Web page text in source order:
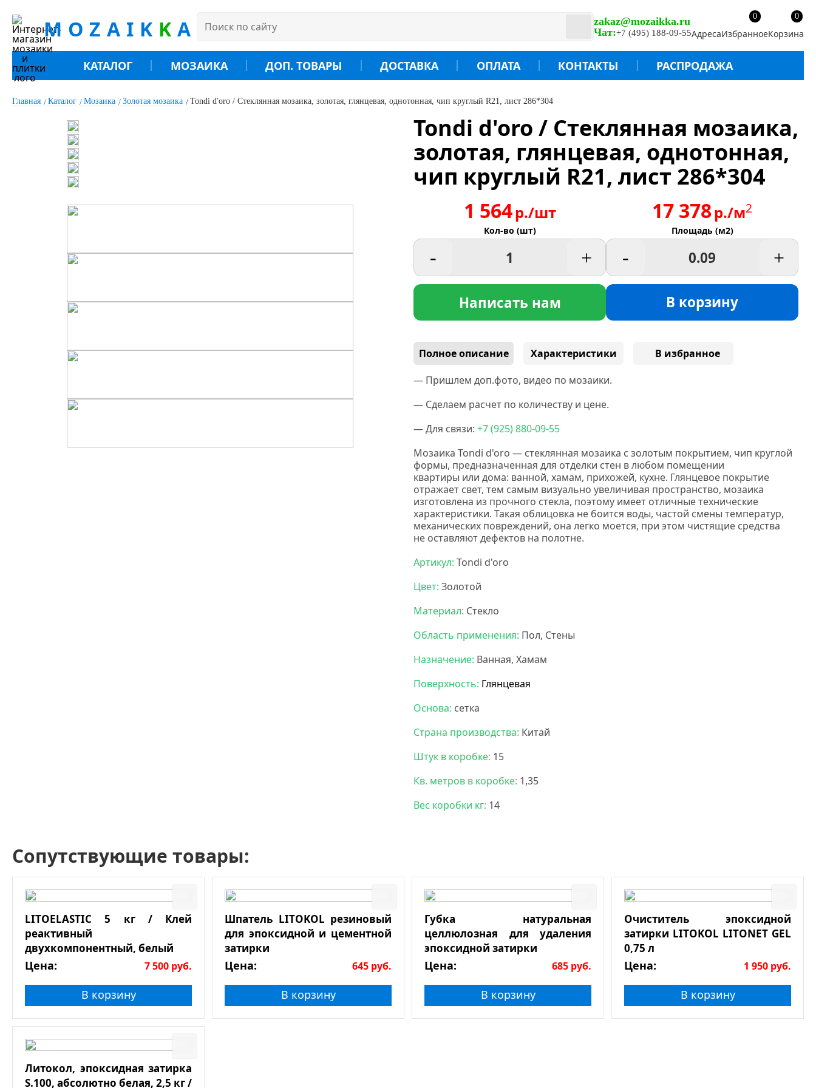
MOZAIK K A
zakaz@mozaikka.ru
Чат:+7 (495) 188-09-55Адреса
0
ИзбранноеКорзина
0
КАТАЛОГ МОЗАИКА ДОП. ТОВАРЫ ДОСТАВКА ОПЛАТА КОНТАКТЫ РАСПРОДАЖА
Главная Каталог Мозаика Золотая мозаика Tondi d'oro / Стеклянная мозаика, золотая, глянцевая, однотонная, чип круглый R21, лист 286*304
Tondi d'oro / Стеклянная мозаика,
золотая, глянцевая, однотонная,
чип круглый R21, лист 286*304
1 564р./шт
Кол-во (шт)
- +
Написать нам
17 378р./м2
Площадь (м2)
- +
В корзину
Полное описание Характеристики
В избранное
— Пришлем доп.фото, видео по мозаики.
— Сделаем расчет по количеству и цене.
— Для связи: +7(925) 880-09-55
Мозаика Tondi d'oro — стеклянная мозаика с золотым покрытием, чип круглой
формы, предназначенная для отделки стен в любом помещении
квартиры или дома: ванной, хамам, прихожей, кухне. Глянцевое покрытие
отражает свет, тем самым визуально увеличивая пространство, мозаика
изготовлена из прочного стекла, поэтому имеет отличные технические
характеристики. Такая облицовка не боится воды, частой смены температур,
механических повреждений, она легко моется, при этом чистящие средства
не оставляют дефектов на полотне.
Артикул: Tondi d'oro
Цвет: Золотой
Материал: Стекло
Область применения: Пол, Стены
Назначение: Ванная, Хамам
Поверхность: Глянцевая
Основа: сетка
Страна производства: Китай
Штук в коробке: 15
Кв. метров в коробке: 1,35
Вес коробки кг: 14
Сопутствующие товары:
LITOELASTIC 5 кг / Клей
реактивный
двухкомпонентный, белый
Цена: 7 500 руб.
В корзину
Шпатель LITOKOL резиновый
для эпоксидной и цементной
затирки
Цена: 645 руб.
В корзину
Губка натуральная
целлюлозная для удаления
эпоксидной затирки
Цена: 685 руб.
В корзину
Очиститель эпоксидной
затирки LITOKOL LITONET GEL
0,75 л
Цена: 1 950 руб.
В корзину
Литокол, эпоксидная затирка
S.100, абсолютно белая, 2,5 кг /